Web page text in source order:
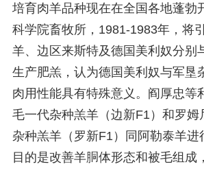
培育肉羊品种现在在全国各地蓬勃
科学院畜牧所，1981-1983年，将
羊、边区来斯特及德国美利奴分别
生产肥羔，认为德国美利奴与军垦
肉用性能具有特殊意义。阎厚忠等
毛一代杂种羔羊（边新F1）和罗姆
杂种羔羊（罗新F1）同阿勒泰羊进
目的是改善羊胴体形态和被毛组成